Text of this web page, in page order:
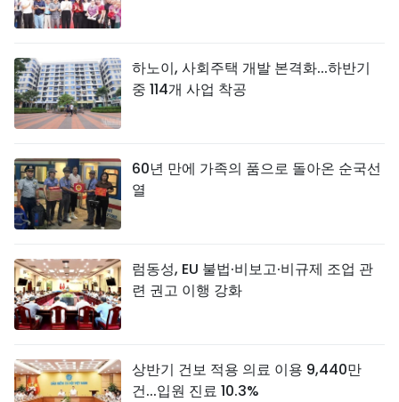
하노이, 사회주택 개발 본격화...하반기
중 114개 사업 착공
60년 만에 가족의 품으로 돌아온 순국선
열
럼동성, EU 불법·비보고·비규제 조업 관
련 권고 이행 강화
상반기 건보 적용 의료 이용 9,440만
건...입원 진료 10.3%